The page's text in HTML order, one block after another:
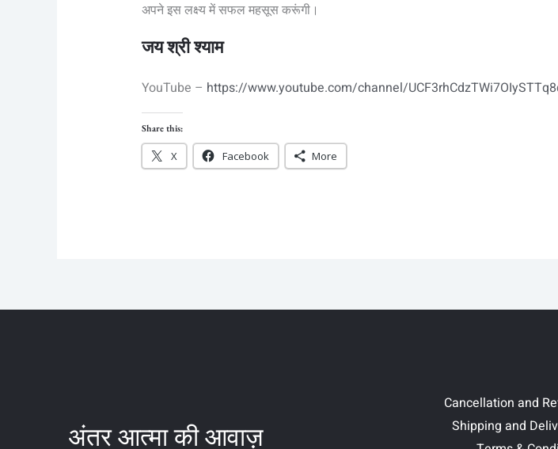
अपने इस लक्ष्य में सफल महसूस करूंगी।
जय श्री श्याम
YouTube – https://www.youtube.com/channel/
Share this:
X Facebook More
अंतर आत्मा की आवाज़
Cancellation and
Shipping and